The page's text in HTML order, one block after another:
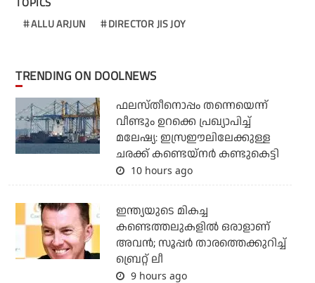
ALLU ARJUN DIRECTOR JIS JOY
TRENDING ON DOOLNEWS
ഫലസ്തീനൊപ്പം തന്നെയെന്ന്
വീണ്ടും ഉറക്കെ പ്രഖ്യാപിച്ച്
മലേഷ്യ: ഇസ്രഈലിലേക്കുള്ള
ചരക്ക് കണ്ടെയ്‌നര്‍ കണ്ടുകെട്ടി
10 hours ago
ഇന്ത്യയുടെ മികച്ച
കണ്ടെത്തലുകളില്‍ ഒരാളാണ്
അവന്‍; സൂപ്പര്‍ താരത്തെക്കുറിച്ച്
ബ്രെറ്റ് ലീ
9 hours ago